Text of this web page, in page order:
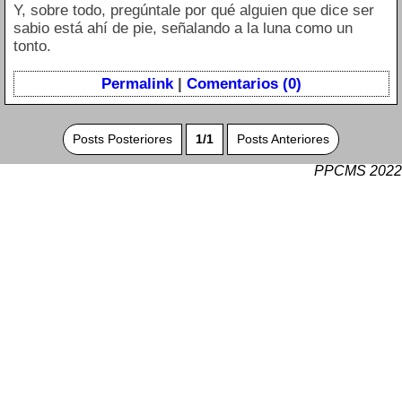
Y, sobre todo, pregúntale por qué alguien que dice ser
sabio está ahí de pie, señalando a la luna como un
tonto.
Permalink| Comentarios (0)
Posts Posteriores 1/1 Posts Anteriores
PPCMS 2022